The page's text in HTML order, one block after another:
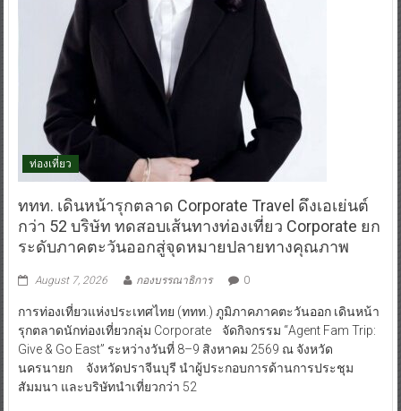
ท่องเที่ยว
ททท. เดินหน้ารุกตลาด Corporate Travel ดึงเอเย่นต์
กว่า 52 บริษัท ทดสอบเส้นทางท่องเที่ยว Corporate ยก
ระดับภาคตะวันออกสู่จุดหมายปลายทางคุณภาพ
August 7, 2026 กองบรรณาธิการ 0
การท่องเที่ยวแห่งประเทศไทย (ททท.) ภูมิภาคภาคตะวันออก เดินหน้า
รุกตลาดนักท่องเที่ยวกลุ่ม Corporate จัดกิจกรรม “Agent Fam Trip:
Give & Go East” ระหว่างวันที่ 8–9 สิงหาคม 2569 ณ จังหวัด
นครนายก จังหวัดปราจีนบุรี นำผู้ประกอบการด้านการประชุม
สัมมนา และบริษัทนำเที่ยวกว่า 52